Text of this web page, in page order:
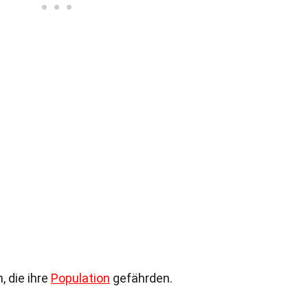
die ihre Population gefährden.